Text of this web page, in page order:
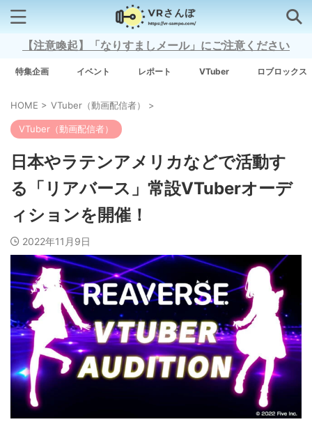
検索はコチラから
Grow A Garden（庭を成長させる）
タグ一覧
ARKit BitStar（ぶいらいぶ） CG(2D/3D) esports
Fortnite HMD HoloModels Music
PR/提供 Roblox Steam TGS VRChat
にじさんじ
【注意喚起】「なりすましメール」にご注意ください
特集企画 イベント レポート VTuber ロブロックス
HOME > VTuber（動画配信者） >
VTuber（動画配信者）
日本やラテンアメリカなどで活動す
る「リアバース」常設VTuberオーデ
ィションを開催！
2022年11月9日